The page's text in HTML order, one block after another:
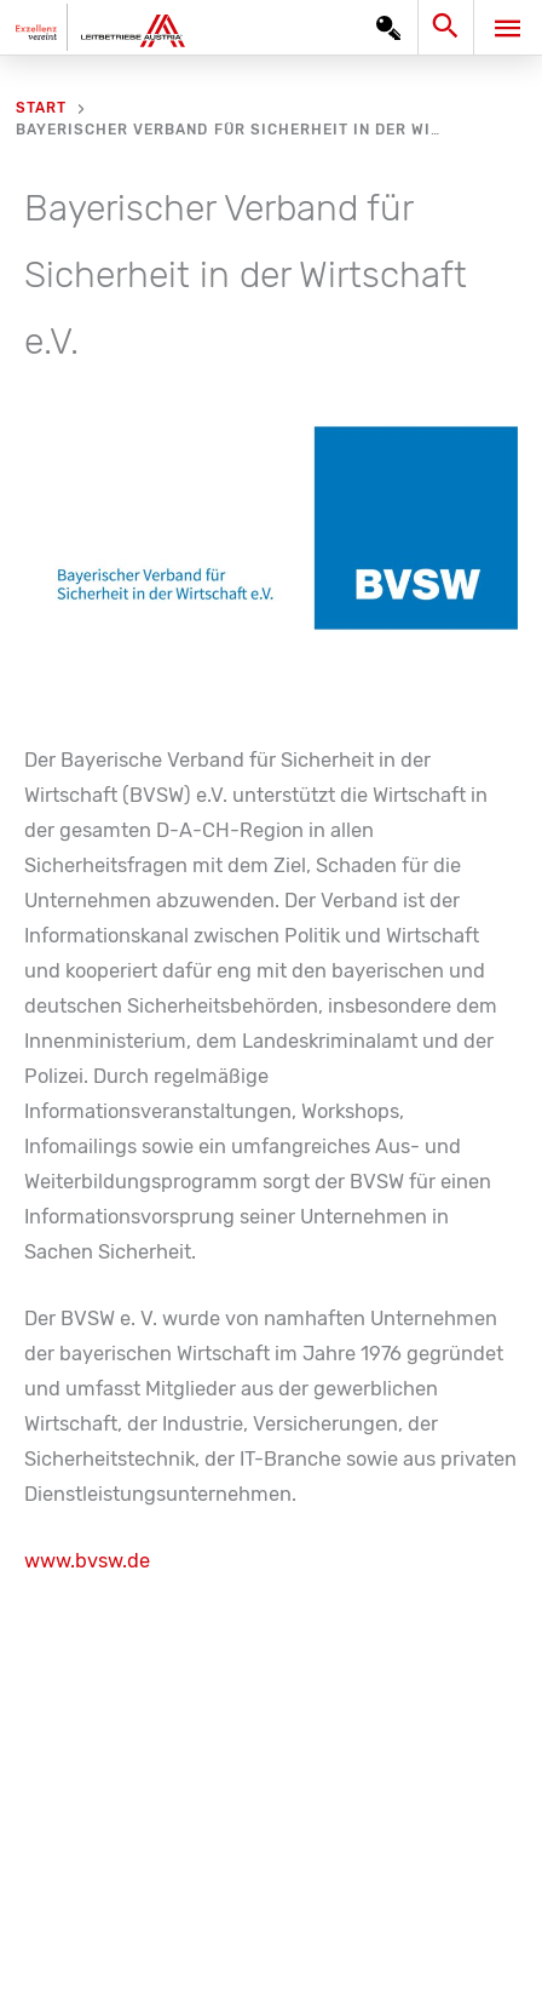
Inhalt
Search
START
BAYERISCHER VERBAND FÜR SICHERHEIT IN DER WIRTSCHAFT E.V.
Bayerischer Verband für
Sicherheit in der Wirtschaft
e.V.
Der Bayerische Verband für Sicherheit in der
Wirtschaft (BVSW) e.V. unterstützt die Wirtschaft in
der gesamten D-A-CH-Region in allen
Sicherheitsfragen mit dem Ziel, Schaden für die
Unternehmen abzuwenden. Der Verband ist der
Informationskanal zwischen Politik und Wirtschaft
und kooperiert dafür eng mit den bayerischen und
deutschen Sicherheitsbehörden, insbesondere dem
Innenministerium, dem Landeskriminalamt und der
Polizei. Durch regelmäßige
Informationsveranstaltungen, Workshops,
Infomailings sowie ein umfangreiches Aus- und
Weiterbildungsprogramm sorgt der BVSW für einen
Informationsvorsprung seiner Unternehmen in
Sachen Sicherheit.
Der BVSW e. V. wurde von namhaften Unternehmen
der bayerischen Wirtschaft im Jahre 1976 gegründet
und umfasst Mitglieder aus der gewerblichen
Wirtschaft, der Industrie, Versicherungen, der
Sicherheitstechnik, der IT-Branche sowie aus privaten
Dienstleistungsunternehmen.
www.bvsw.de